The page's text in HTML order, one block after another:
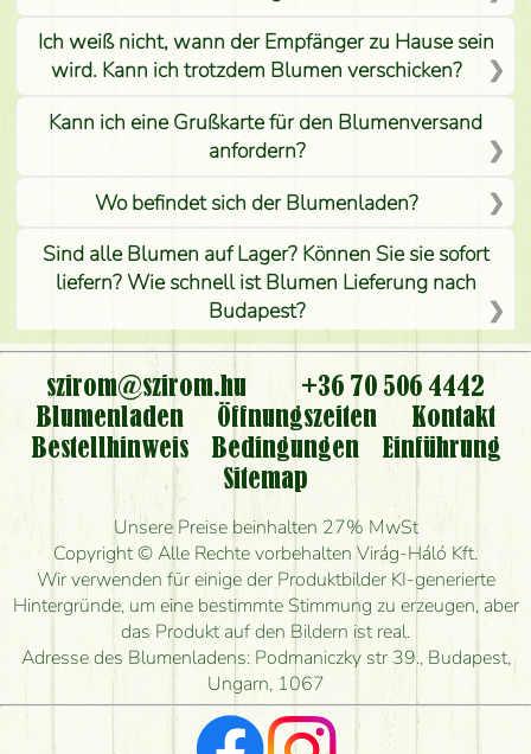
Ich weiß nicht, wann der Empfänger zu Hause sein
wird. Kann ich trotzdem Blumen verschicken?
Kann ich eine Grußkarte für den Blumenversand
anfordern?
Wo befindet sich der Blumenladen?
Sind alle Blumen auf Lager? Können Sie sie sofort
liefern? Wie schnell ist Blumen Lieferung nach
Budapest?
Ist der Blumenladen non stop geöffnet?
Kann ich den bestellten Blumenstrauß persönlich
nehmen oder nur per Blumenversand?
Ist eine Bestellung für ländliche Gebiete möglich?
Wie lange kann ich heute Blumen mit Lieferung
bestellen?
Wie schnell können Sie den Blumenstrauß
herstellen und wann können Sie ihn frühestens
liefern?
Ich suche rote Rosen, hast du welche?
szirom@szirom.hu
+36 70 506 4442
Blumenladen
Öffnungszeiten
Kontakt
Bestellhinweis
Bedingungen
Einführung
Sitemap
Unsere Preise beinhalten 27% MwSt
Copyright © Alle Rechte vorbehalten Virág-Háló Kft.
Wir verwenden für einige der Produktbilder KI-generierte
Hintergründe, um eine bestimmte Stimmung zu erzeugen, aber
das Produkt auf den Bildern ist real.
Adresse des Blumenladens: Podmaniczky str 39., Budapest,
Ungarn, 1067